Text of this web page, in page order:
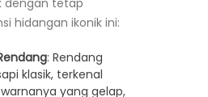
dengan tetap
hidangan ikonik ini:
: Rendang
klasik, terkenal
yang gelap,